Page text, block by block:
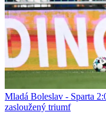
Mladá Boleslav - Sparta
zasloužený triumf